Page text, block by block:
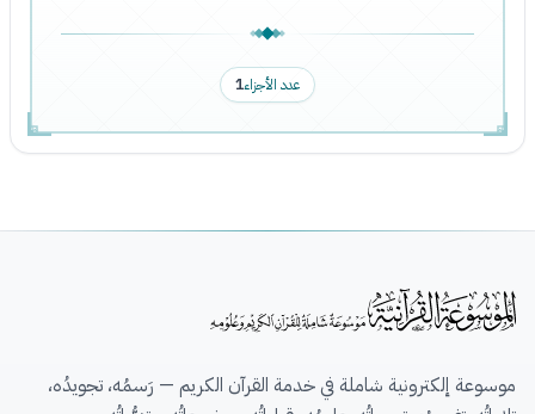
عدد الأجزاء1
موسوعة إلكترونية شاملة في خدمة القرآن الكريم — رَسمُه، تجويدُه،